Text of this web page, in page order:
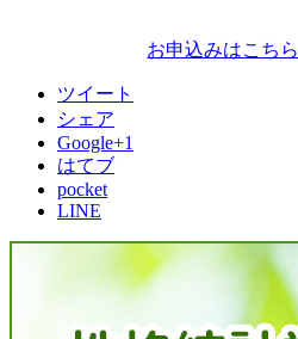
お申込みはこちら
ツイート
シェア
Google+1
はてブ
pocket
LINE